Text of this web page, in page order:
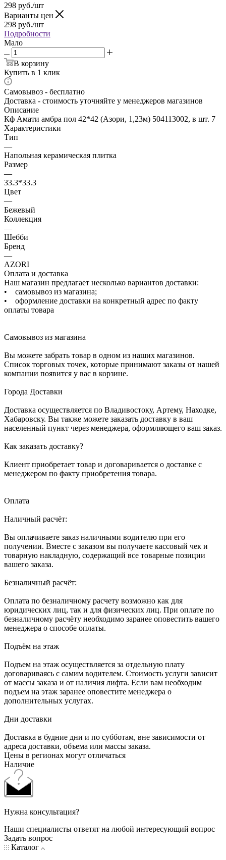
298 руб./шт
Варианты цен
298 руб./шт
Подробности
Мало
В корзину
Купить в 1 клик
Самовывоз - бесплатно
Доставка - стоимость уточняйте у менеджеров магазинов
Описание
Кф Амати амбра пол 42*42 (Азори, 1,23м) 504113002, в шт. 7
Характеристики
Тип
—
Напольная керамическая плитка
Размер
—
33.3*33.3
Цвет
—
Бежевый
Коллекция
—
Шебби
Бренд
—
AZORI
Оплата и доставка
Наш магазин предлагает несколько вариантов доставки:
• самовывоз из магазина;
• оформление доставки на конкретный адрес по факту
оплаты товара
Самовывоз из магазина
Вы можете забрать товар в одном из наших магазинов.
Список торговых точек, которые принимают заказы от нашей
компании появится у вас в корзине.
Города Доставки
Доставка осуществляется по Владивостоку, Артему, Находке,
Хабаровску. Вы также можете заказать доставку в ваш
населенный пункт через менеджера, оформляющего ваш заказ.
Как заказать доставку?
Клиент приобретает товар и договаривается о доставке с
менеджером по факту приобретения товара.
Оплата
Наличный расчёт:
Вы оплачиваете заказ наличными водителю при его
получении. Вместе с заказом вы получаете кассовый чек и
товарную накладную, содержащий все товарные позиции
вашего заказа.
Безналичный расчёт:
Оплата по безналичному расчету возможно как для
юридических лиц, так и для физических лиц. При оплате по
безналичному расчёту необходимо заранее оповестить вашего
менеджера о способе оплаты.
Подъём на этаж
Подъем на этаж осуществляется за отдельную плату
договариваясь с самим водителем. Стоимость услуги зависит
от массы заказа и от наличия лифта. Если вам необходим
подъем на этаж заранее оповестите менеджера о
дополнительных услугах.
Дни доставки
Доставка в будние дни и по субботам, вне зависимости от
адреса доставки, объема или массы заказа.
Цены в регионах могут отличаться
Наличие
Нужна консультация?
Наши специалисты ответят на любой интересующий вопрос
Задать вопрос
Каталог